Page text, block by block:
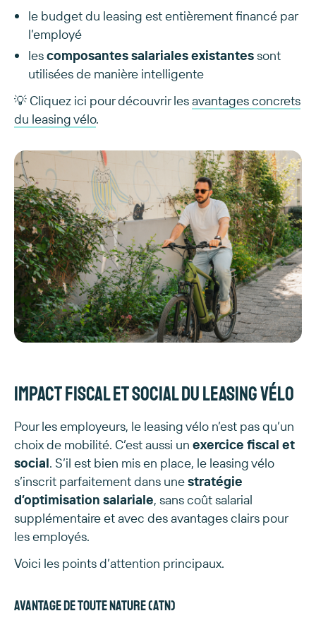
le budget du leasing est entièrement financé par
l’employé
lescomposantes salariales existantessont
utilisées de manière intelligente
💡 Cliquez ici pour découvrir lesavantages concrets
du leasing vélo.
Impact fiscal et social du leasing vélo
Pour les employeurs, le leasing vélo n’est pas qu’un
choix de mobilité. C’est aussi un exercice fiscal et
social. S’il est bien mis en place, le leasing vélo
s’inscrit parfaitement dans unestratégie
d’optimisation salariale, sans coût salarial
supplémentaire et avec des avantages clairs pour
les employés.
Voici les points d’attention principaux.
Avantage de toute nature (ATN)